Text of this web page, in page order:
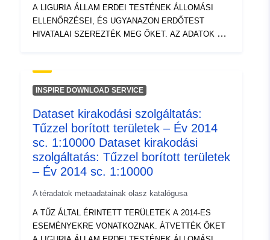
A LIGURIA ÁLLAM ERDEI TESTÉNEK ÁLLOMÁSI
ELLENŐRZÉSEI, ÉS UGYANAZON ERDŐTEST
HIVATALAI SZEREZTÉK MEG ŐKET. AZ ADATOK A
TÖBBET SZERETNE MEGTUDNI, TÁJÉKOZÓDHAT A
TŰZ ÁLTAL LEFEDETT TERÜLETEKRŐL IS –
TERÜLETEK – 2003/2010 SC. 1:10000. AZ OLDAL
TARTALMA: AZ EGÉSZ REGIONÁLIS TERÜLETET.
SZÁRMAZÁSI HELY: HEGYVIDÉKI INFORMÁCIÓS
RENDSZER BESZERZÉSE, GPS FELMÉRÉSEK ÉS
DIGITALIZÁLÁS MŰSZAKI PAPÍRON ÉS/VAGY
TERÜLETEK A 2011-ES ESEMÉNYEKRE
VONATKOZNAK. ÁTVETTÉK ŐKET A LIGURIA
ÁLLAM ERDEI TESTÉNEK ÁLLOMÁSI
ELLENŐRZÉSEI, ÉS UGYANAZON ERDŐTEST
INSPIRE DOWNLOAD SERVICE
Dataset kirakodási szolgáltatás:
Tűzzel borított területek – Év 2014
sc. 1:10000 Dataset kirakodási
szolgáltatás: Tűzzel borított területek
– Év 2014 sc. 1:10000
A téradatok metaadatainak olasz katalógusa
A TŰZ ÁLTAL ÉRINTETT TERÜLETEK A 2014-ES
ESEMÉNYEKRE VONATKOZNAK. ÁTVETTÉK ŐKET